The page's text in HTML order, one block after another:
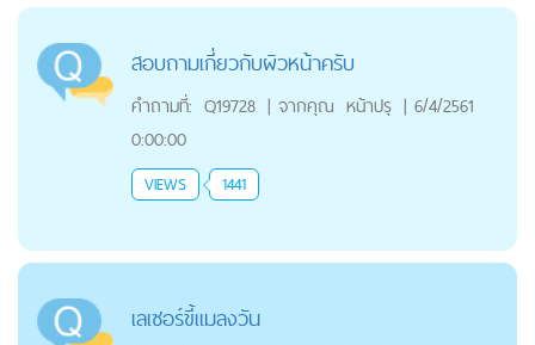
สอบถามเกี่ยวกับผิวหน้าครับ
คำถามที่: Q19728 | จากคุณ หน้าปรุ | 6/4/2561
0:00:00
VIEWS 1441
เลเซอร์ขี้เเมลงวัน